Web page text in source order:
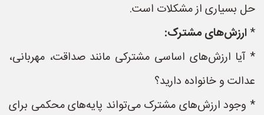
حل بسیاری از مشکلات است.
*ارزش‌های مشترک:
* آیا ارزش‌های اساسی مشترکی مانند صداقت، مهربانی،
عدالت و خانواده دارید؟
* وجود ارزش‌های مشترک می‌تواند پایه‌های محکمی برای